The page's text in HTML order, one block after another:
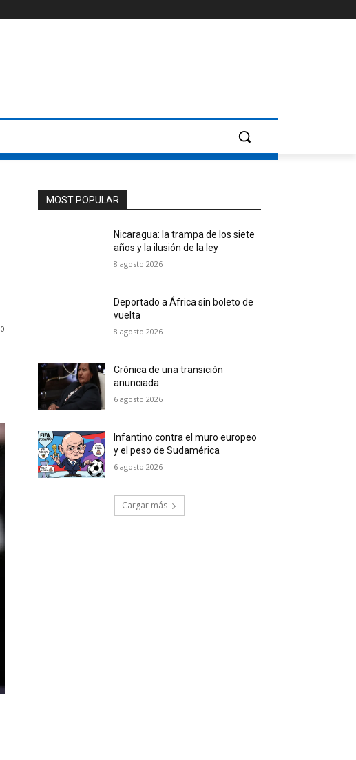
0
MOST POPULAR
Nicaragua: la trampa de los siete
años y la ilusión de la ley
8 agosto 2026
Deportado a África sin boleto de
vuelta
8 agosto 2026
Crónica de una transición
anunciada
6 agosto 2026
Infantino contra el muro europeo
y el peso de Sudamérica
6 agosto 2026
Cargar más